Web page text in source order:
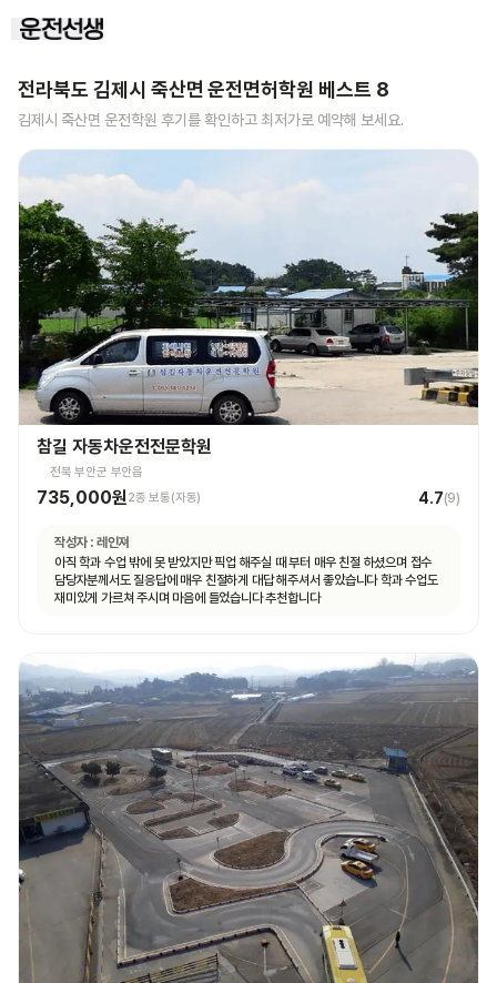
전라북도 김제시 죽산면 운전면허학원 베스트 8
김제시 죽산면 운전학원 후기를 확인하고 최저가로 예약해 보세요.
참길 자동차운전전문학원
전북 부안군 부안읍
735,000원2종 보통(자동) 4.7(9)
작성자 : 레인져
아직 학과 수업 밖에 못 받았지만 픽업 해주실 때 부터 매우 친절 하셨으며 접수
담당자분께서도 질응답에 매우 친절하게 대답 해주셔서 좋았습니다 학과 수업도
재미있게 가르쳐 주시며 마음에 들었습니다 추천합니다